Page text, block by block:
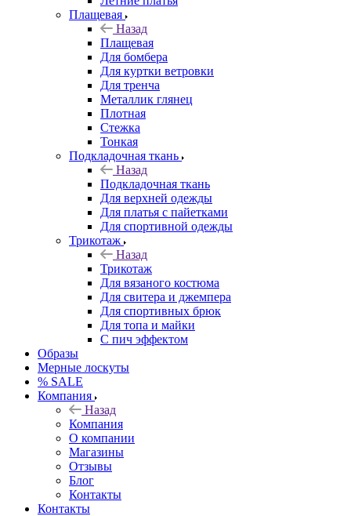
Плащевая
Назад
Плащевая
Для бомбера
Для куртки ветровки
Для тренча
Металлик глянец
Плотная
Стежка
Тонкая
Подкладочная ткань
Назад
Подкладочная ткань
Для верхней одежды
Для платья с пайетками
Для спортивной одежды
Трикотаж
Назад
Трикотаж
Для вязаного костюма
Для свитера и джемпера
Для спортивных брюк
Для топа и майки
С пич эффектом
Образы
Мерные лоскуты
% SALE
Компания
Назад
Компания
О компании
Магазины
Отзывы
Блог
Контакты
Контакты